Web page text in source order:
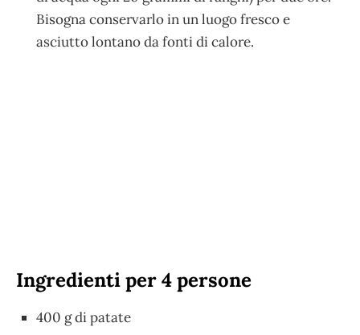
Bisogna conservarlo in un luogo fresco e
asciutto lontano da fonti di calore.
Ingredienti per 4 persone
400 g di patate